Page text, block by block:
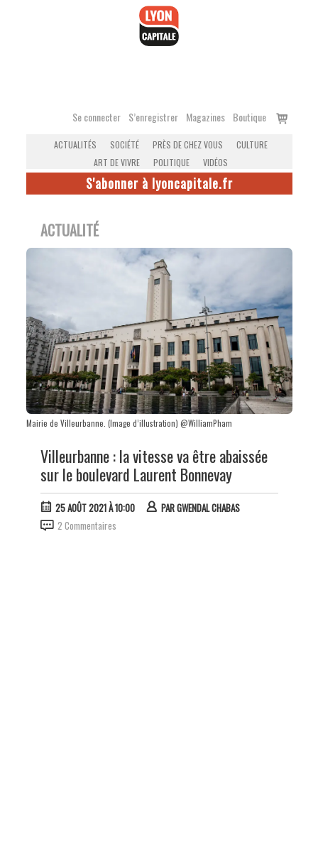
Se connecter S’enregistrer Magazines Boutique
Voir
ACTUALITÉS SOCIÉTÉ PRÈS DE CHEZ VOUS
CULTURE
ART DE VIVRE
POLITIQUE VIDÉOS
S'abonner à lyoncapitale.fr
ACTUALITÉ
Mairie de Villeurbanne. (Image d’illustration) @WilliamPham
Villeurbanne : la vitesse va être abaissée
sur le boulevard Laurent Bonnevay
25 AOÛT 2021 À 10:00 PARGWENDAL CHABAS
2 Commentaires